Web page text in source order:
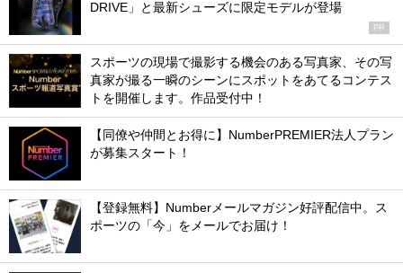
DRIVE」と最新シューズに限定モデルが登場
PR
スポーツの現場で撮影する機会のある写真家、その写
真家が撮る一瞬のシーンにスポットをあてるコンテス
トを開催します。作品受付中！
【同僚や仲間とお得に】NumberPREMIER法人プラン
が募集スタート！
【登録無料】Numberメールマガジン好評配信中。ス
ポーツの「今」をメールでお届け！